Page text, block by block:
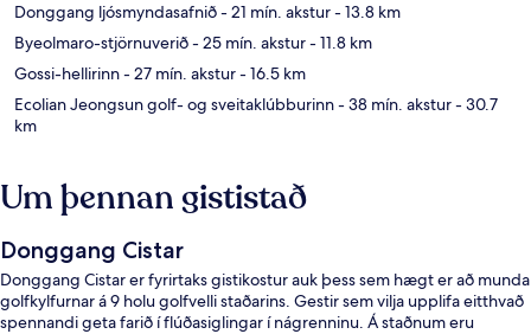
Donggang ljósmyndasafnið- 21 mín. akstur- 13.8 km
Byeolmaro-stjörnuverið- 25 mín. akstur- 11.8 km
Gossi-hellirinn- 27 mín. akstur- 16.5 km
Ecolian Jeongsun golf- og sveitaklúbburinn- 38 mín. akstur- 30.7
km
Um þennan gististað
Donggang Cistar
Donggang Cistar er fyrirtaks gistikostur auk þess sem hægt er að munda
golfkylfurnar á 9 holu golfvelli staðarins. Gestir sem vilja upplifa eitthvað
spennandi geta farið í flúðasiglingar í nágrenninu. Á staðnum eru